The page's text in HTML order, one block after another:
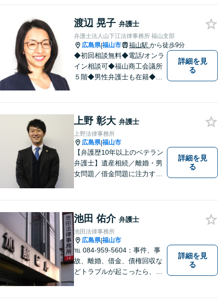
話しにくいことも安心してご
相談ください。あなたの気持
ちに寄り添い、丁寧にお応え
します。
渡辺 晃子 弁護士
弁護士法人山下江法律事務所 福山支部
広島県|福山市 福山駅 から徒歩9分
◆初回相談無料◆電話/オンラ
イン相談可◆福山商工会議所
５階◆男性弁護士も在籍◆離
ど。話しにくいことも安心し
てご相談ください。あなたの
気持ちに寄り添い、丁寧にお
応えします。
詳細を見
る
上野 彰大 弁護士
上野法律事務所
広島県|福山市
【弁護歴10年以上のベテラン
弁護士】遺産相続／離婚・男
女問題／借金問題に注力する
指します。ぜひ一度ご相談に
いらしてください。【駐車場
有】
詳細を見
る
池田 佑介 弁護士
池田法律事務所
広島県|福山市
℡ 084-959-5604：事件、事
故、離婚、借金、債権回収な
どトラブルが起こったら、で
詳細を見
る